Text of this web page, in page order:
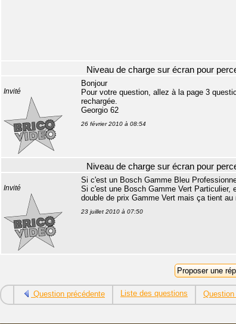
Niveau de charge sur écran pour
Invité
Bonjour
Pour votre question, allez à la page 3
rechargée.
Georgio 62
26 février 2010 à 08:54
Niveau de charge sur écran pour
Invité
Si c'est un Bosch Gamme Bleu
Si c'est une Bosch Gamme Vert Particulier,
double de prix Gamme Vert mais ça tient au
23 juillet 2010 à 07:50
Question précédente Liste des questions